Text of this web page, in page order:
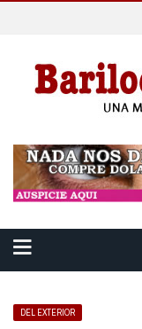
DEL EXTERIOR